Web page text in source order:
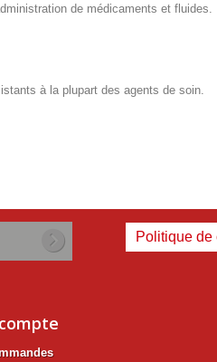
de médicaments et fluides.
à la plupart des agents de soin.
Politique